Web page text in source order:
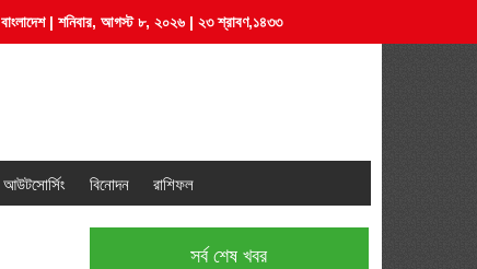
বাংলাদেশ | শনিবার, আগস্ট ৮, ২০২৬ | ২৩ শ্রাবণ,১৪৩৩
আউটসোর্সিং বিনোদন রাশিফল
সর্ব শেষ খবর